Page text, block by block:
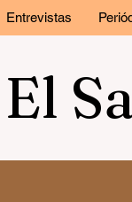
Entrevistas
El